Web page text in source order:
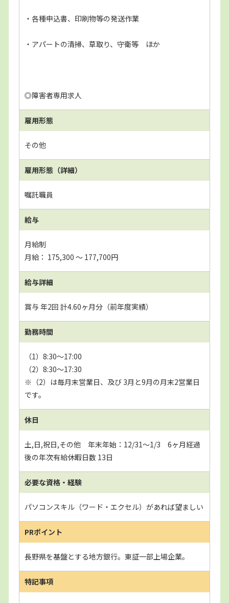
・各種申込書、印刷物等の発送作業
・アパートの清掃、草取り、守衛等 ほか
◎障害者専用求人
雇用形態
その他
雇用形態（詳細）
嘱託職員
給与
月給制
月給： 175,300 〜 177,700円
給与詳細
賞与 年2回 計4.60ヶ月分（前年度実績）
勤務時間
（1）8:30～17:00
（2）8:30～17:30
※（2）は毎月末営業日、及び 3月と9月の月末2営業日
です。
休日
土,日,祝日,その他 年末年始：12/31～1/3 6ヶ月経過
後の年次有給休暇日数 13日
必要な資格・経験
パソコンスキル（ワード・エクセル）があれば望ましい
PRポイント
長野県を基盤とする地方銀行。東証一部上場企業。
特記事項